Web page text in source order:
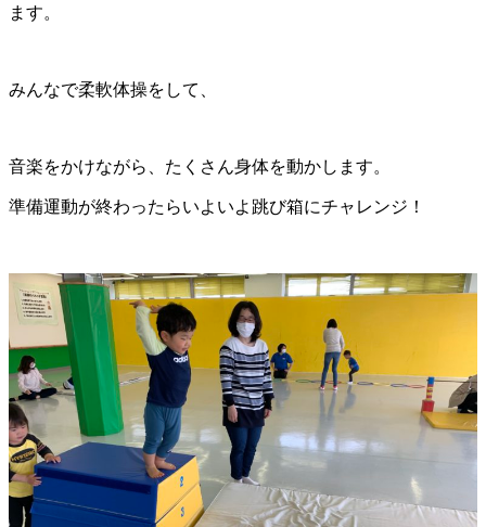
ます。
みんなで柔軟体操をして、
音楽をかけながら、たくさん身体を動かします。
準備運動が終わったらいよいよ跳び箱にチャレンジ！